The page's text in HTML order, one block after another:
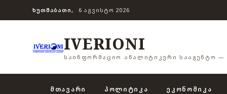
ᲮᲣᲗᲨᲐᲑᲐᲗᲘ, 6 ᲐᲒᲕᲘᲡᲢᲝ 2026
IVERIONI
ᲡᲐᲘᲜᲤᲝᲠᲛᲐᲪᲘᲝ ᲐᲜᲐᲚᲘᲢᲘᲙᲣᲠᲘ ᲡᲐᲐᲒᲔᲜᲢᲝ —
ᲛᲗᲐᲕᲐᲠᲘ ᲞᲝᲚᲘᲢᲘᲙᲐ ᲔᲙᲝᲜᲝᲛᲘᲙᲐ